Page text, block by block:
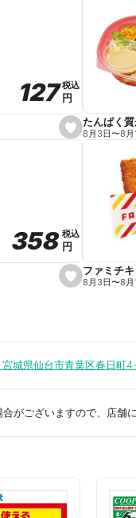
e
s
e
e
127
127税込
税込
円
円
8月3日〜8月
s
e
i
t
358
358税込
税込
円
円
ファミチキ
8月3日〜8月
宮城県仙台市青葉区春日町
がございますので、店舗